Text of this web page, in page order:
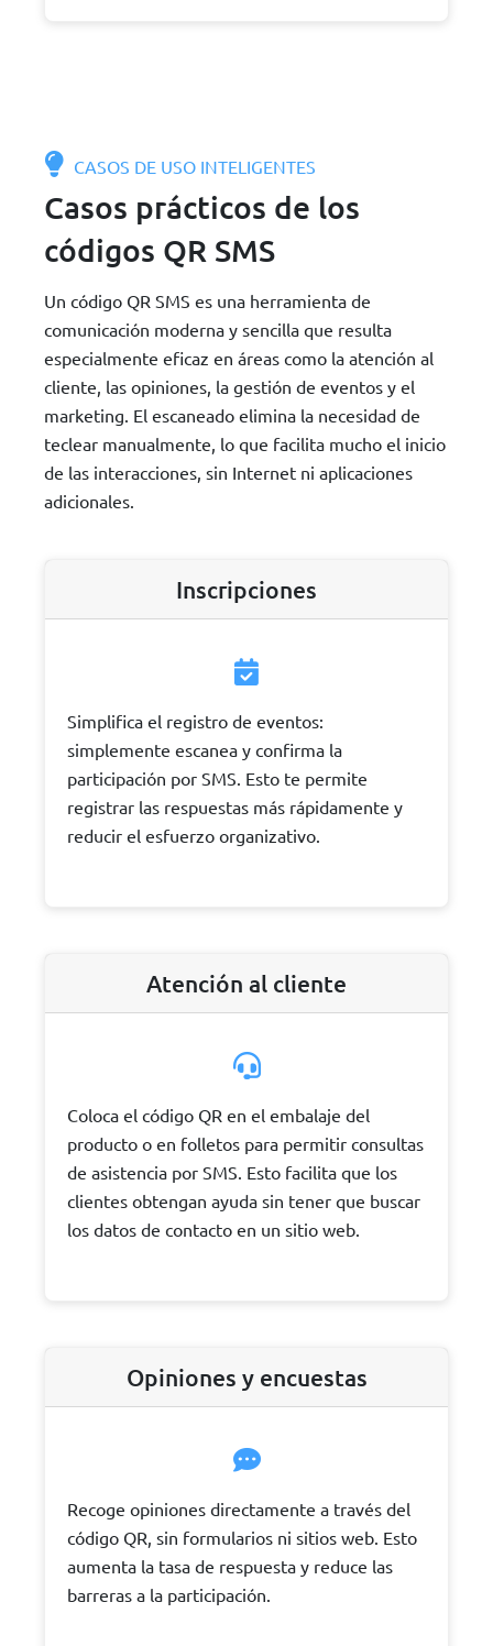
CASOS DE USO INTELIGENTES
Casos prácticos de los
códigos QR SMS
Un código QR SMS es una herramienta de
comunicación moderna y sencilla que resulta
especialmente eficaz en áreas como la atención al
cliente, las opiniones, la gestión de eventos y el
marketing. El escaneado elimina la necesidad de
teclear manualmente, lo que facilita mucho el inicio
de las interacciones, sin Internet ni aplicaciones
adicionales.
Inscripciones
Simplifica el registro de eventos:
simplemente escanea y confirma la
participación por SMS. Esto te permite
registrar las respuestas más rápidamente y
reducir el esfuerzo organizativo.
Atención al cliente
Coloca el código QR en el embalaje del
producto o en folletos para permitir consultas
de asistencia por SMS. Esto facilita que los
clientes obtengan ayuda sin tener que buscar
los datos de contacto en un sitio web.
Opiniones y encuestas
Recoge opiniones directamente a través del
código QR, sin formularios ni sitios web. Esto
aumenta la tasa de respuesta y reduce las
barreras a la participación.